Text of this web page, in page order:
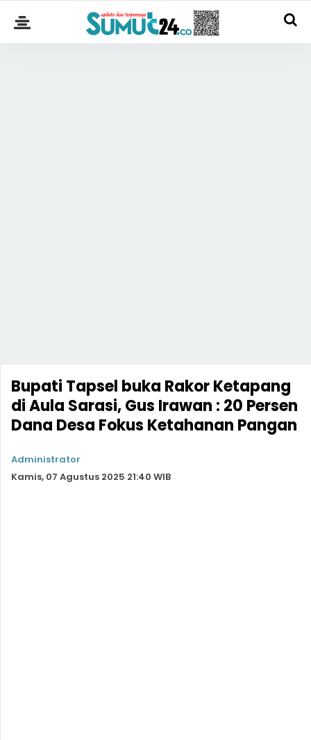
Bupati Tapsel buka Rakor Ketapang
di Aula Sarasi, Gus Irawan : 20 Persen
Dana Desa Fokus Ketahanan Pangan
Administrator
Kamis, 07 Agustus 2025 21:40 WIB